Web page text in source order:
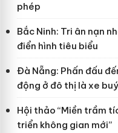
phép
Bắc Ninh: Tri ân nạn
điển hình tiêu biểu
Đà Nẵng: Phấn đấu
động ở đô thị là xe
Hội thảo “Miền trầm
triển không gian mới”